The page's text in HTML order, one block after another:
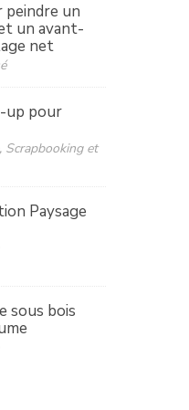
un
un avant-
net
up pour
Scrapbooking et
Paysage
sous bois